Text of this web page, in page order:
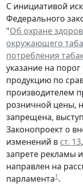
С инициативой
Федерального
"Об охране
окружающего
потребления
указание на
продукцию по
производителем
розничной цены,
запрещена,
Законопроект о
изменений в ст. 13
запрете рекламы
направлен на
парламента1.